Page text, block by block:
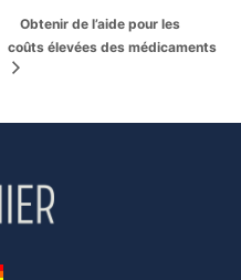
Obtenir de l’aide pour les
coûts élevées des médicaments